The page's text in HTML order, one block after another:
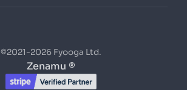
©2021-2026 Fyooga Ltd.
Zenamu ®